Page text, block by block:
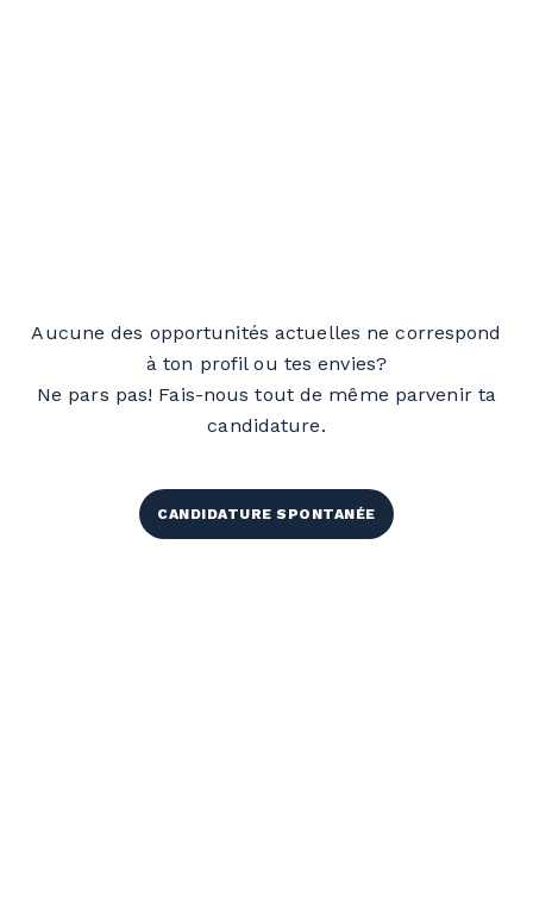
Aucune des opportunités actuelles ne correspond
à ton profil ou tes envies?
Ne pars pas! Fais-nous tout de même parvenir ta
candidature.
CANDIDATURE SPONTANÉE